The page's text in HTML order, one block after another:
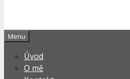
Menu
Úvod
O mě